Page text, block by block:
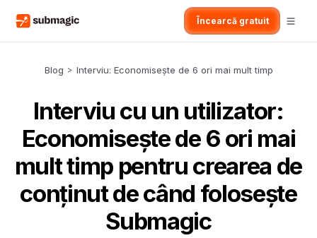
Încearcă gratuit
Blog > Interviu: Economisește de 6 ori mai mult timp
Interviu cu un utilizator:
Economisește de 6 ori mai
mult timp pentru crearea de
conținut de când folosește
Submagic